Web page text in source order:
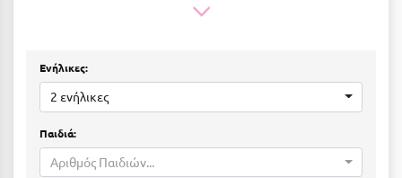
Ελάτη Αρκαδίας
Ελληνικό Αρκαδίας
Ελούντα Κρήτης
Ερέτρια
Ενήλικες:
2 ενήλικες
Παιδιά:
Αριθμός Παιδιών...